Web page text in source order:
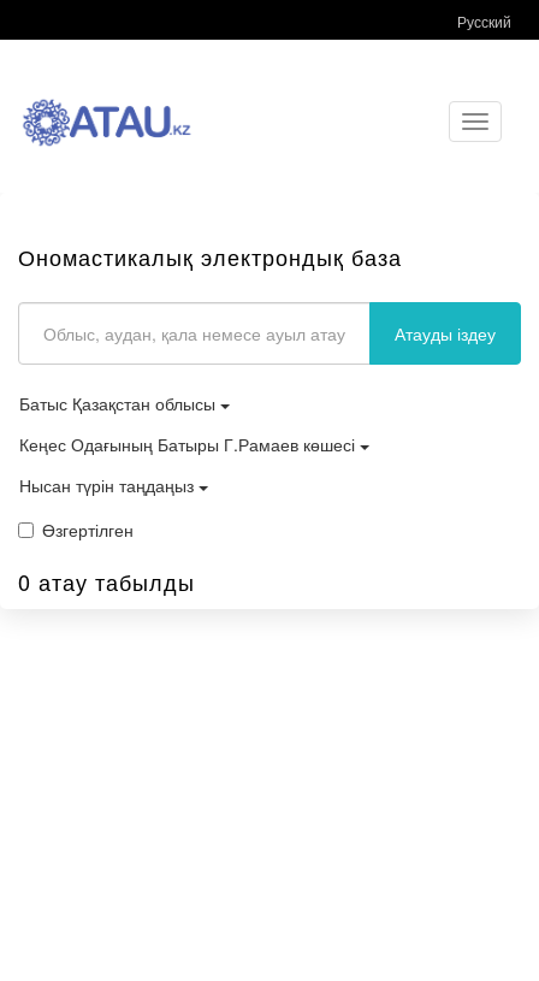
Русский
Toggle
Ономастикалық электрондық база
Атауды іздеу
Батыс Қазақстан облысы
Кеңес Одағының Батыры Г.Рамаев көшесі
Нысан түрін таңдаңыз
Өзгертілген
0 атау табылды